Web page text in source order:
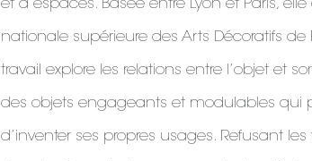
et d’espaces. Basée entre Lyon et Paris,
nationale supérieure des Arts Décoratifs de
travail explore les relations entre l’objet et
des objets engageants et modulables qui
d’inventer ses propres usages. Refusant les